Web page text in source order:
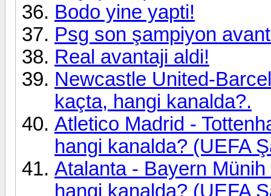
Bodo yine yapti!
Psg son şampiyon
Real avantaji aldi!
Newcastle United-
kaçta, hangi kanalda?.
Atletico Madrid -
hangi kanalda? (UEFA
Atalanta - Bayern
hangi kanalda? (UEFA